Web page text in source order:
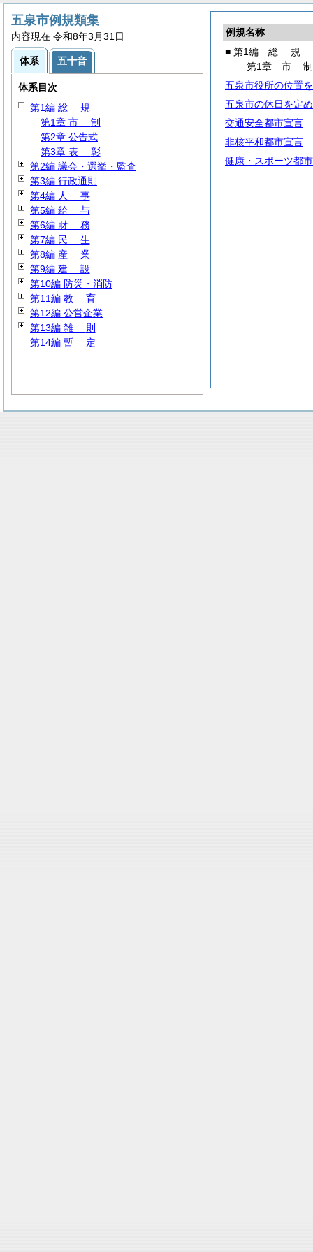
例規名称
■ 第1編 総 規
第1章 市制
五泉市役所の位置
五泉市の休日を定
交通安全都市宣言
非核平和都市宣言
健康・スポーツ都
五泉市例規類集
内容現在 令和8年3月31日
体系 五十音
体系目次
第1編 総 規
第1章 市 制
第2章 公告式
第3章 表 彰
第2編 議会・選挙・監査
第3編 行政通則
第4編 人 事
第5編 給 与
第6編 財 務
第7編 民 生
第8編 産 業
第9編 建 設
第10編 防災・消防
第11編 教 育
第12編 公営企業
第13編 雑 則
第14編 暫 定